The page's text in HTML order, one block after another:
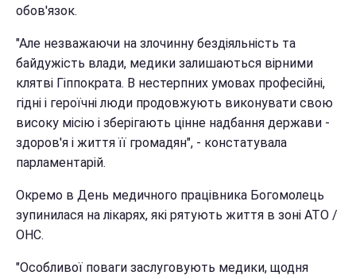
обов'язок.
"Але незважаючи на злочинну бездіяльність та
байдужість влади, медики залишаються вірними
клятві Гіппократа. В нестерпних умовах професійні,
гідні і героїчні люди продовжують виконувати свою
високу місію і зберігають цінне надбання держави -
здоров'я і життя її громадян", - констатувала
парламентарій.
Окремо в День медичного працівника Богомолець
зупинилася на лікарях, які рятують життя в зоні АТО /
ОНС.
"Особливої поваги заслуговують медики, щодня